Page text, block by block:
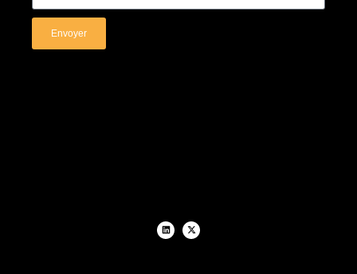
Envoyer